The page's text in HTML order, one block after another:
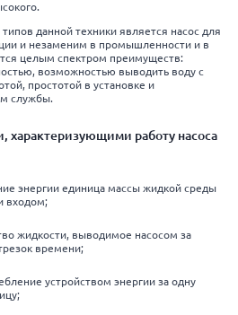
данной техники является насос для
и незаменим в промышленности и в
целым спектром преимуществ:
возможностью выводить воду с
простотой в установке и
службы.
характеризующими работу насоса
энергии единица массы жидкой среды
входом;
жидкости, выводимое насосом за
времени;
устройством энергии за одну